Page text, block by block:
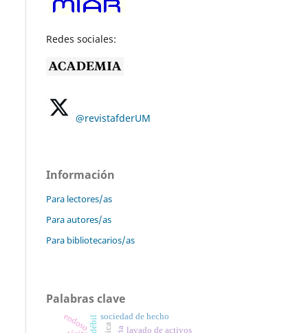
Redes sociales:
@revistafderUM
Información
Para lectores/as
Para autores/as
Para bibliotecarios/as
Palabras clave
lavado de activos
sociedad de hecho
endoso